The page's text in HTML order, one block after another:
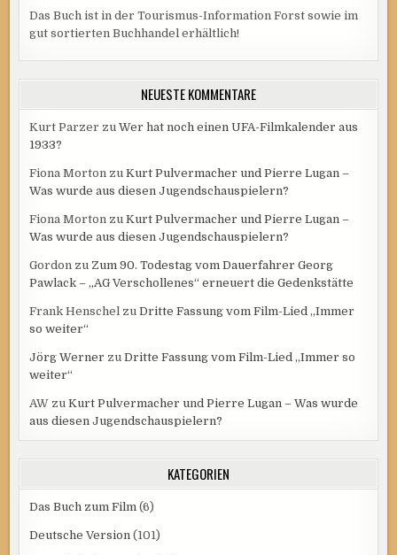
Das Buch ist in der Tourismus-Information Forst sowie im
gut sortierten Buchhandel erhältlich!
NEUESTE KOMMENTARE
Kurt Parzer zuWer hat noch einen UFA-Filmkalender aus
1933?
Fiona Morton zuKurt Pulvermacher und Pierre Lugan –
Was wurde aus diesen Jugendschauspielern?
Fiona Morton zuKurt Pulvermacher und Pierre Lugan –
Was wurde aus diesen Jugendschauspielern?
Gordon zu Zum 90. Todestag vom Dauerfahrer Georg
Pawlack – „AG Verschollenes“ erneuert die Gedenkstätte
Frank Henschel zuDritte Fassung vom Film-Lied „Immer
so weiter“
Jörg Werner zuDritte Fassung vom Film-Lied „Immer so
weiter“
AW zuKurt Pulvermacher und Pierre Lugan – Was wurde
aus diesen Jugendschauspielern?
KATEGORIEN
Das Buch zum Film (6)
Deutsche Version (101)